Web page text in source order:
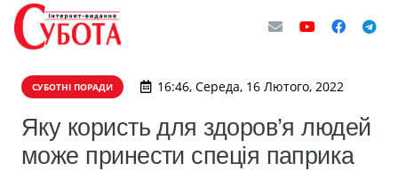
СУБОТНІ ПОРАДИ 16:46, Середа, 16 Лютого, 2022
Яку користь для здоров’я людей
може принести спеція паприка